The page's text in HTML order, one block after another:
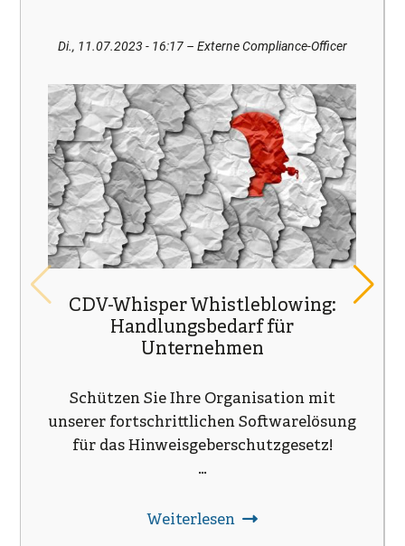
Di., 11.07.2023 - 16:17– Externe Compliance-Officer
CDV-Whisper Whistleblowing:
Handlungsbedarf für
Unternehmen
Schützen Sie Ihre Organisation mit
unserer fortschrittlichen Softwarelösung
für das Hinweisgeberschutzgesetz!
…
Weiterlesen